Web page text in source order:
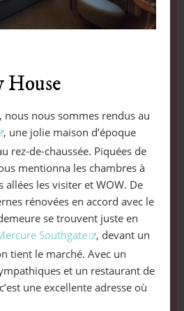
House
nous sommes rendus au
, une jolie maison d’époque
rez-de-chaussée. Piquées de
mentionna les chambres à
allées les visiter et WOW. De
rénovées en accord avec le
se trouvent juste en
Southgate
, devant un
tient le marché. Avec un
et un restaurant de
une excellente adresse où